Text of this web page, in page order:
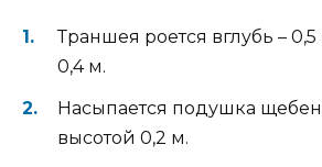
Траншея роется вглубь –
0,4 м.
Насыпается подушка
высотой 0,2 м.